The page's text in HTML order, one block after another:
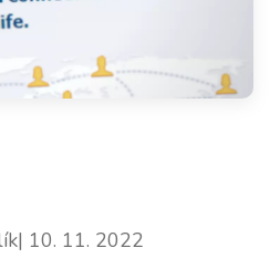
| 10. 11. 2022